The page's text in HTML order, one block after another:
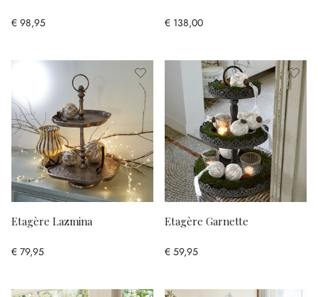
€ 98,95 € 138,00
Etagère Lazmina
€ 79,95
Etagère Garnette
€ 59,95